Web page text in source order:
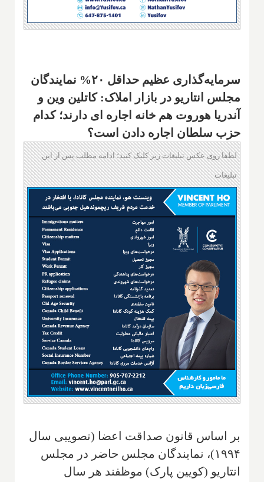
سرمایه‌گذاری عظیم حداقل ۲۰% نمایندگان
مجلس انتاریو در بازار املاک: کاتلین وین و
آندریا هوروت هم خانه اجاره ای دارند؛ کدام
حزب سلطان اجاره دادن است؟
لطفا روی عکس تبلیغات زیر کلیک کنید؛ ادامه مطلب پس از این
تبلیغات
بر اساس قانون صداقت اعضا (تصویبی سال
۱۹۹۴)، نمایندگان مجلس حاضر در مجلس
انتاریو (کویین پارک) موظفند هر سال